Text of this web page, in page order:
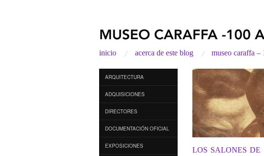
inicio acerca de este blog museo caraffa –
ARQUITECTURA
ADQUISICIONES
DIRECTORES
DOCUMENTACIÓN OFICIAL
EXPOSICIONES
LOS SALONES DE